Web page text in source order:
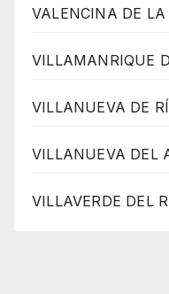
VALENCINA DE LA
VILLAMANRIQUE
VILLANUEVA DE
VILLANUEVA DEL
VILLAVERDE DEL